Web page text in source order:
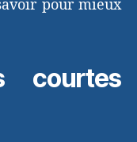
pour mieux
courtes